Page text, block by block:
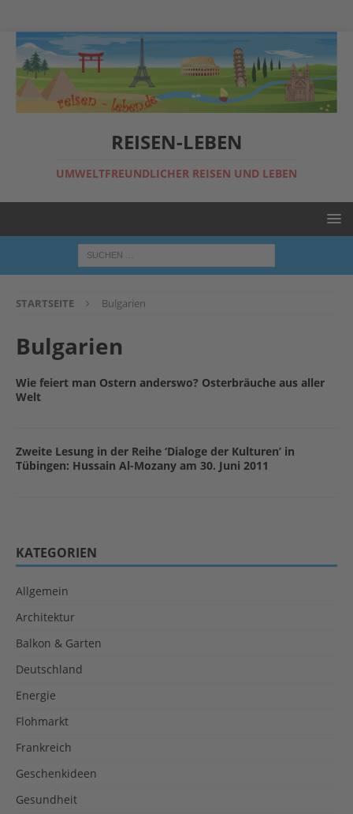
REISEN-LEBEN
UMWELTFREUNDLICHER REISEN UND LEBEN
STARTSEITE Bulgarien
Bulgarien
Wie feiert man Ostern anderswo? Osterbräuche aus aller
Welt
Zweite Lesung in der Reihe ‘Dialoge der Kulturen’ in
Tübingen: Hussain Al-Mozany am 30. Juni 2011
KATEGORIEN
Allgemein
Architektur
Balkon & Garten
Deutschland
Energie
Flohmarkt
Frankreich
Geschenkideen
Gesundheit